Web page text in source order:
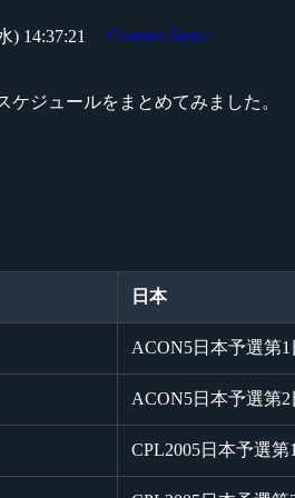
) 14:37:21 Counter-Strike
ケジュールをまとめてみました。
日本
ACON5日本予選第1
ACON5日本予選第2
CPL2005日本予選第